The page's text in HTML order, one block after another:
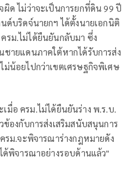
ด ไม่ว่าจะเป็นการยกที่ดิน 99 ปี
ด์บริดจ์นายกฯ ได้ตั้งนายเอกนิติ
รม.ไม่ได้ยืนยันกลับมา ซึ่ง
ายแดนภาคใต้หากได้รับการส่ง
ม่น้อยไปกว่าเขตเศรษฐกิจพิเศษ
เมื่อ ครม.ไม่ได้ยืนยันร่าง พ.ร.บ.
องกับการส่งเสริมสนับสนุนการ
รม.จะพิจารณาร่างกฎหมายดัง
ด้พิจารณาอย่างรอบด้านแล้ว"